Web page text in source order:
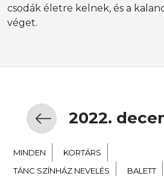
csodák életre kelnek, és a
véget.
2022.
MINDEN KORTÁRS
TÁNC SZÍNHÁZ NEVELÉS
BALETT